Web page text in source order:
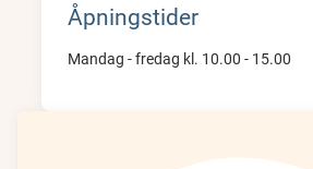
Åpningstider
Mandag - fredag kl. 10.00 - 15.00